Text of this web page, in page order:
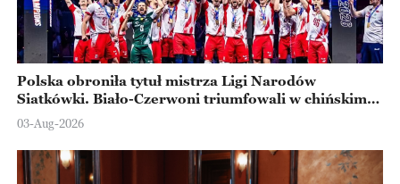
Polska obroniła tytuł mistrza Ligi Narodów
Siatkówki. Biało-Czerwoni triumfowali w chińskim
Ningbo
03-Aug-2026